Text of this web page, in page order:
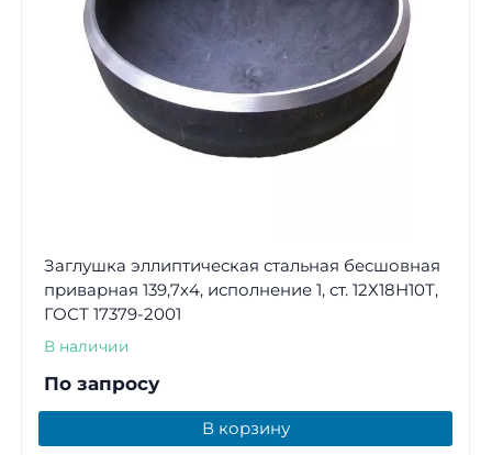
Заглушка эллиптическая стальная бесшовная
приварная 139,7х4, исполнение 1, ст. 12Х18Н10Т,
ГОСТ 17379-2001
В наличии
По запросу
В корзину